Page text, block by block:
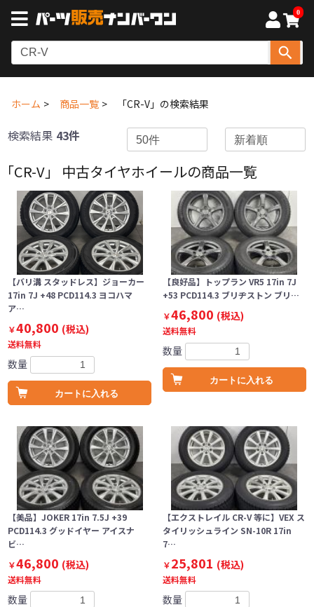
0
ホーム 商品一覧 「CR-V」の検索結果
検索結果 43件
「CR-V」 中古タイヤホイールの商品一覧
【バリ溝 スタッドレス】ジョーカー
17in 7J +48 PCD114.3 ヨコハマ
ア…
￥40,800 (税込)
送料無料
数量
カートに入れる
【良好品】トップラン VR5 17in 7J
+53 PCD114.3 ブリヂストン ブリ…
￥46,800 (税込)
送料無料
数量
カートに入れる
【美品】JOKER 17in 7.5J +39
PCD114.3 グッドイヤー アイスナ
ビ…
￥46,800 (税込)
送料無料
数量
【エクストレイル CR-V 等に】VEX ス
タイリッシュライン SN-10R 17in
7…
￥25,801 (税込)
送料無料
数量